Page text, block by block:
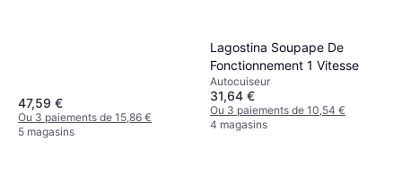
47,59 €
Ou 3 paiements de 15,86 €
5 magasins
Lagostina Soupape De
Fonctionnement 1 Vitesse
Autocuiseur
31,64 €
Ou 3 paiements de 10,54 €
4 magasins